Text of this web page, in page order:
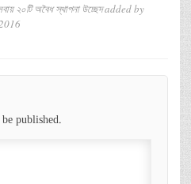
২০টি অবৈধ স্থাপনা উচ্ছেদadded by
published.